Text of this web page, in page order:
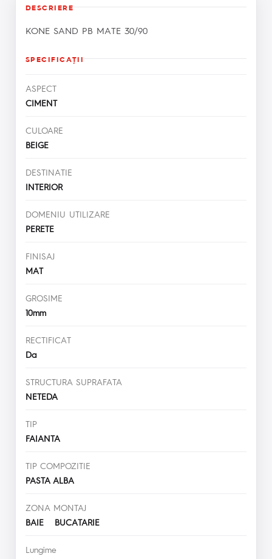
DESCRIERE
KONE SAND PB MATE 30/90
SPECIFICAŢII
ASPECT
CIMENT
CULOARE
BEIGE
DESTINATIE
INTERIOR
DOMENIU UTILIZARE
PERETE
FINISAJ
MAT
GROSIME
10mm
RECTIFICAT
Da
STRUCTURA SUPRAFATA
NETEDA
TIP
FAIANTA
TIP COMPOZITIE
PASTA ALBA
ZONA MONTAJ
BAIE BUCATARIE
Lungime